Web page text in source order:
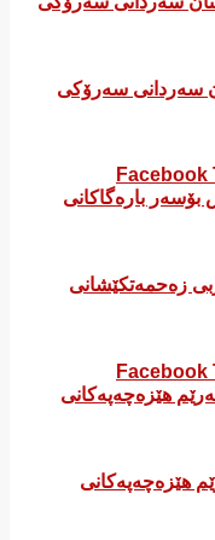
سەردانی سەرۆکی
Facebook
زەحمەتکێشانی
Facebook
هێزەچەپەكانی